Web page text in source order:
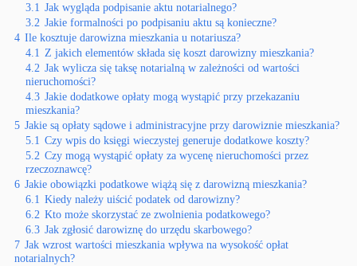
3.1 Jak wygląda podpisanie aktu notarialnego?
3.2 Jakie formalności po podpisaniu aktu są konieczne?
4 Ile kosztuje darowizna mieszkania u notariusza?
4.1 Z jakich elementów składa się koszt darowizny mieszkania?
4.2 Jak wylicza się taksę notarialną w zależności od wartości
nieruchomości?
4.3 Jakie dodatkowe opłaty mogą wystąpić przy przekazaniu
mieszkania?
5 Jakie są opłaty sądowe i administracyjne przy darowiznie mieszkania?
5.1 Czy wpis do księgi wieczystej generuje dodatkowe koszty?
5.2 Czy mogą wystąpić opłaty za wycenę nieruchomości przez
rzeczoznawcę?
6 Jakie obowiązki podatkowe wiążą się z darowizną mieszkania?
6.1 Kiedy należy uiścić podatek od darowizny?
6.2 Kto może skorzystać ze zwolnienia podatkowego?
6.3 Jak zgłosić darowiznę do urzędu skarbowego?
7 Jak wzrost wartości mieszkania wpływa na wysokość opłat
notarialnych?